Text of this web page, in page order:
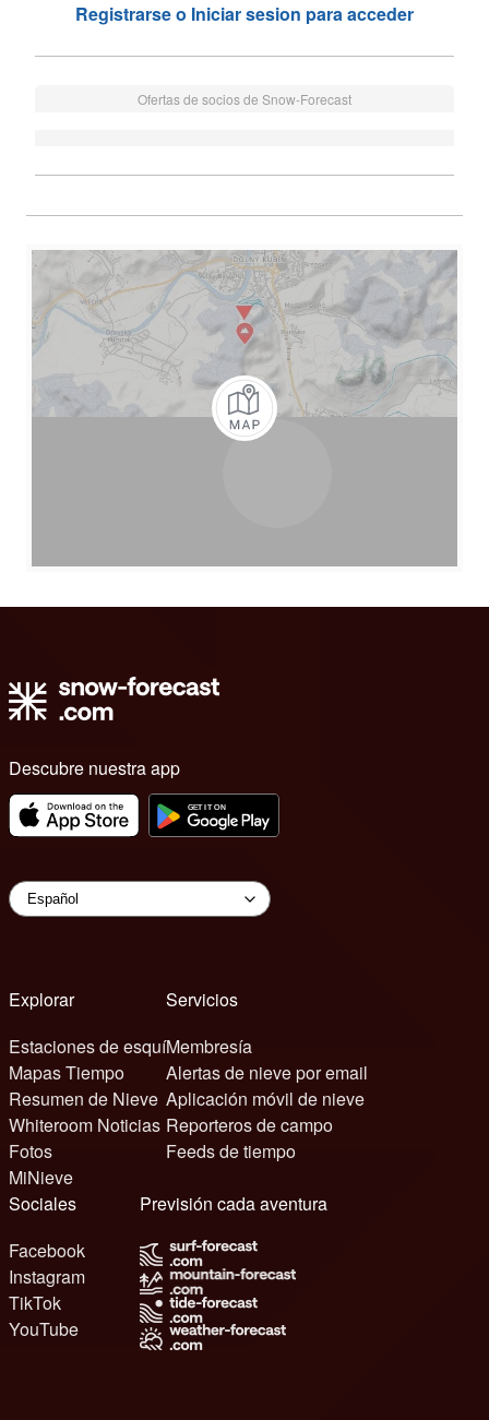
Registrarse o Iniciar sesion para acceder
Ofertas de socios de Snow-Forecast
Descubre nuestra app
Explorar
Estaciones de esquí
Mapas Tiempo
Resumen de Nieve
Whiteroom Noticias
Fotos
MiNieve
Servicios
Membresía
Alertas de nieve por email
Aplicación móvil de nieve
Reporteros de campo
Feeds de tiempo
Sociales
Facebook
Instagram
TikTok
YouTube
Previsión cada aventura